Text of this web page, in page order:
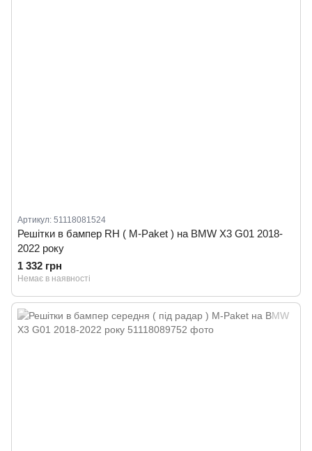
Артикул: 51118081524
Решітки в бампер RH ( M-Paket ) на BMW X3 G01 2018-
2022 року
1 332 грн
Немає в наявності